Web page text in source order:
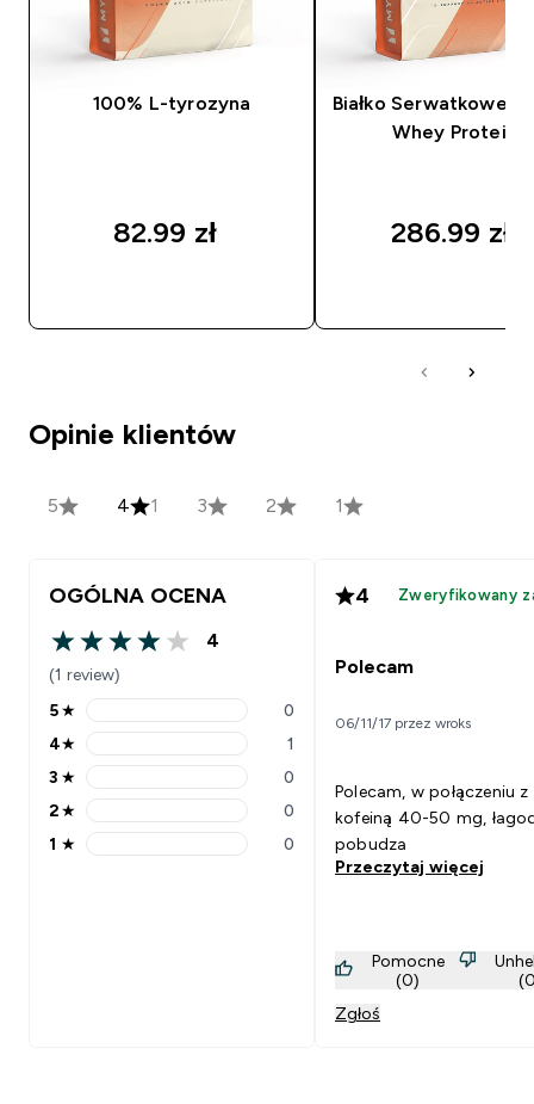
100% L-tyrozyna
82.99 zł‎
Białko Serwatkowe
Whey Protein)
286.99 zł‎
Opinie klientów
5 4 1 3 2 1
OGÓLNA OCENA
4 out of 5 stars
4
(1 review)
5 stars rating 0 reviews
5★ 0
4 stars rating 1 reviews
4★ 1
3 stars rating 0 reviews
3 ★ 0
2 stars rating 0 reviews
2★ 0
1 stars rating 0 reviews
1 ★ 0
4 Zweryfikowany
Polecam
06/11/17 przez wroks
Polecam, w połączeniu z
kofeiną 40-50 mg,
pobudza
Przeczytaj więcej
Pomocne
(0)
Zgłoś